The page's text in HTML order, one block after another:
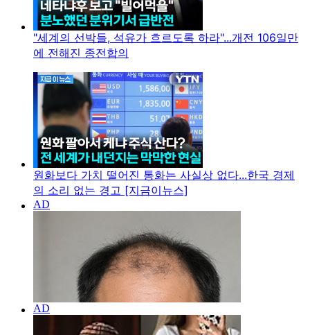
"세계의 선박들, 석유가 흐르도록 하라"...개전 106일만
에 전해진 종전합의
원화보다 가치 떨어진 통화는 사실상 없다...한국 경제
의 소리 없는 경고 [지금이뉴스]